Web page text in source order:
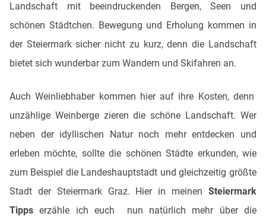
Landschaft mit beeindruckenden Bergen, Seen und
schönen Städtchen. Bewegung und Erholung kommen in
der Steiermark sicher nicht zu kurz, denn die Landschaft
bietet sich wunderbar zum Wandern und Skifahren an.
Auch Weinliebhaber kommen hier auf ihre Kosten, denn
unzählige Weinberge zieren die schöne Landschaft. Wer
neben der idyllischen Natur noch mehr entdecken und
erleben möchte, sollte die schönen Städte erkunden, wie
zum Beispiel die Landeshauptstadt und gleichzeitig größte
Stadt der Steiermark Graz. Hier in meinen Steiermark
Tipps erzähle ich euch nun natürlich mehr über die